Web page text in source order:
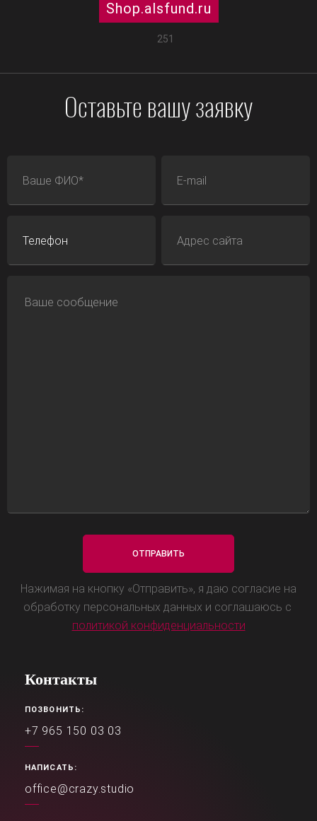
Shop.alsfund.ru
251
Оставьте вашу заявку
Нажимая на кнопку «Отправить», я даю согласие на
обработку персональных данных и соглашаюсь с
политикой конфиденциальности
Контакты
ПОЗВОНИТЬ:
+7 965 150 03 03
НАПИСАТЬ:
office@crazy.studio